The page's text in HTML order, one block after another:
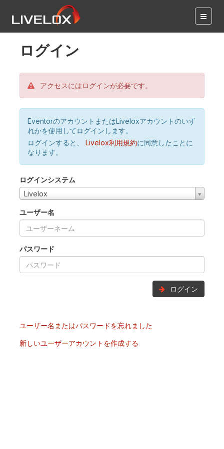
ログイン
アクセスにはログインが必要です。
EventorのアカウントまたはLiveloxアカウントのいず
れかを使用してログインします。
ログインすると、
Livelox利用規約に同意したことに
なります。
ログインシステム
Livelox
ユーザー名
パスワード
ログイン
ユーザー名またはパスワードを忘れました
新しいユーザーアカウントを作成する